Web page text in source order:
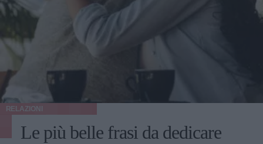
RELAZIONI
Le più belle frasi da dedicare